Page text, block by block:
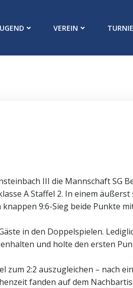
VEREIN
III die Mannschaft SG
A Staffel 2. In einem
9:6-Sieg beide Punkte
in den Doppelspielen.
und holte den ersten
zum 2:2 auszugleichen – nach
fanden auf dem